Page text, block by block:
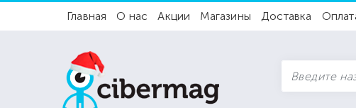
Главная О нас Акции Магазины Доставка